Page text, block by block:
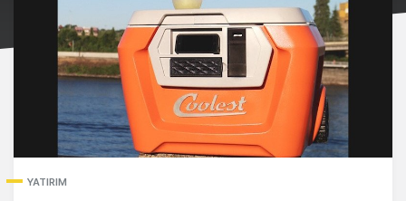
YATIRIM